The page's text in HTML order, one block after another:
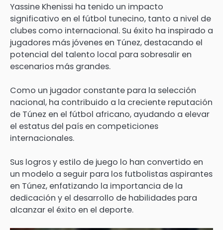
Yassine Khenissi ha tenido un impacto
significativo en el fútbol tunecino, tanto a nivel de
clubes como internacional. Su éxito ha inspirado a
jugadores más jóvenes en Túnez, destacando el
potencial del talento local para sobresalir en
escenarios más grandes.
Como un jugador constante para la selección
nacional, ha contribuido a la creciente reputación
de Túnez en el fútbol africano, ayudando a elevar
el estatus del país en competiciones
internacionales.
Sus logros y estilo de juego lo han convertido en
un modelo a seguir para los futbolistas aspirantes
en Túnez, enfatizando la importancia de la
dedicación y el desarrollo de habilidades para
alcanzar el éxito en el deporte.